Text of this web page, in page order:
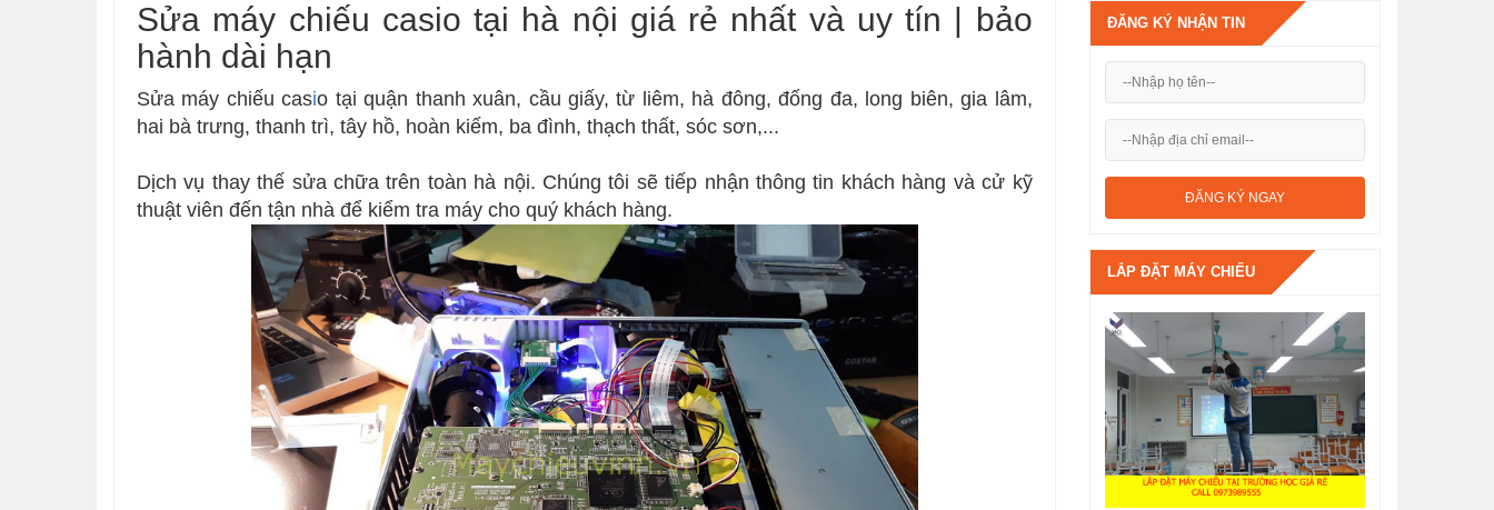
Sửa máy chiếu casio tại hà nội giá rẻ nhất và uy tín | bảo
hành dài hạn
Sửa máy chiếu casio tại quận thanh xuân, cầu giấy, từ liêm, hà đông, đống đa, long biên, gia lâm,
hai bà trưng, thanh trì, tây hồ, hoàn kiếm, ba đình, thạch thất, sóc sơn,...
Dịch vụ thay thế sửa chữa trên toàn hà nội. Chúng tôi sẽ tiếp nhận thông tin khách hàng và cử kỹ
thuật viên đến tận nhà để kiểm tra máy cho quý khách hàng.
ĐĂNG KÝ NHẬN TIN
LẮP ĐẶT MÁY CHIẾU